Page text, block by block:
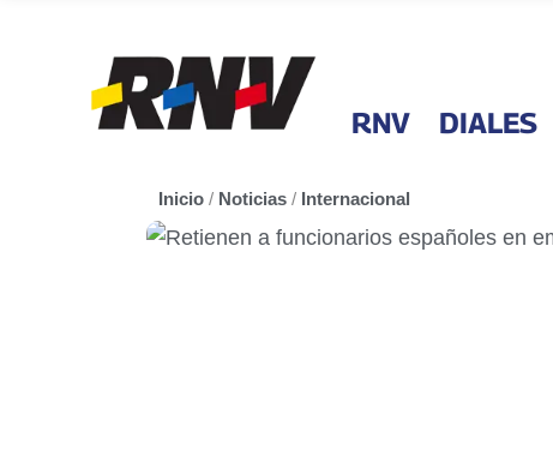
RNV DIALES
Inicio / Noticias / Internacional